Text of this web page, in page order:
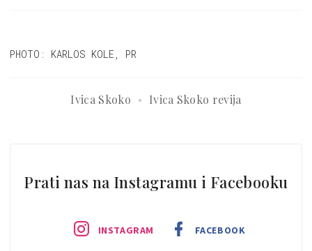
PHOTO: KARLOS KOLE, PR
Ivica Skoko Ivica Skoko revija
Prati nas na Instagramu i Facebooku
INSTAGRAM FACEBOOK